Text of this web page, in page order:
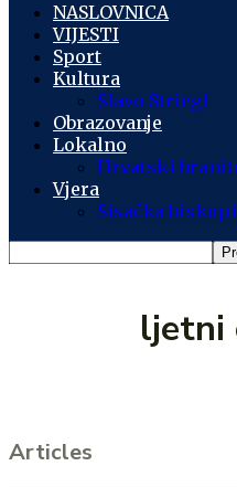
NASLOVNICA
VIJESTI
Sport
Kultura
Slavo Striegl
Obrazovanje
Lokalno
Hrvatski
Vjera
Sisačka
ljetni
Articles